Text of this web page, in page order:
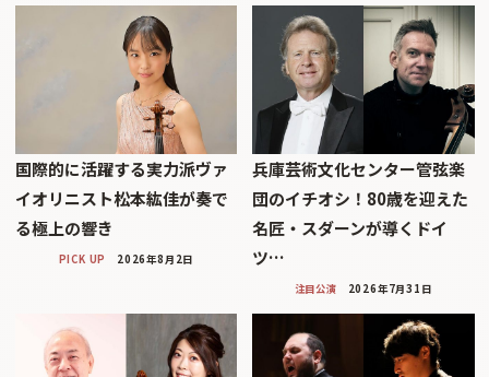
国際的に活躍する実力派ヴァ
イオリニスト松本紘佳が奏で
る極上の響き
PICK UP 2026年8月2日
兵庫芸術文化センター管弦楽
団のイチオシ！80歳を迎えた
名匠・スダーンが導くドイ
ツ…
注目公演 2026年7月31日